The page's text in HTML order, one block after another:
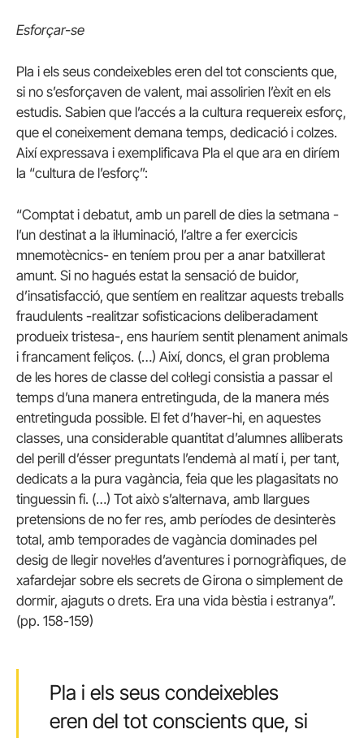
Esforçar-se
Pla i els seus condeixebles eren del tot conscients que,
si no s’esforçaven de valent, mai assolirien l’èxit en els
estudis. Sabien que l’accés a la cultura requereix esforç,
que el coneixement demana temps, dedicació i colzes.
Així expressava i exemplificava Pla el que ara en diríem
la “cultura de l’esforç”:
“Comptat i debatut, amb un parell de dies la setmana -
l’un destinat a la il·luminació, l’altre a fer exercicis
mnemotècnics- en teníem prou per a anar batxillerat
amunt. Si no hagués estat la sensació de buidor,
d’insatisfacció, que sentíem en realitzar aquests treballs
fraudulents -realitzar sofisticacions deliberadament
produeix tristesa-, ens hauríem sentit plenament animals
i francament feliços. (…) Així, doncs, el gran problema
de les hores de classe del col·legi consistia a passar el
temps d’una manera entretinguda, de la manera més
entretinguda possible. El fet d’haver-hi, en aquestes
classes, una considerable quantitat d’alumnes alliberats
del perill d’ésser preguntats l’endemà al matí i, per tant,
dedicats a la pura vagància, feia que les plagasitats no
tinguessin fi. (…) Tot això s’alternava, amb llargues
pretensions de no fer res, amb períodes de desinterès
total, amb temporades de vagància dominades pel
desig de llegir novel·les d’aventures i pornogràfiques, de
xafardejar sobre els secrets de Girona o simplement de
dormir, ajaguts o drets. Era una vida bèstia i estranya”.
(pp. 158-159)
Pla i els seus condeixebles
eren del tot conscients que, si